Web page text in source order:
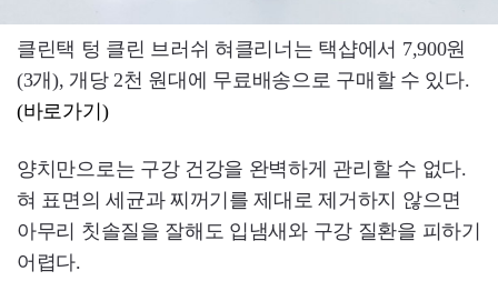
클린택 텅 클린 브러쉬 혀클리너는 택샵에서 7,900원
(3개), 개당 2천 원대에 무료배송으로 구매할 수 있다.
(바로가기)
양치만으로는 구강 건강을 완벽하게 관리할 수 없다.
혀 표면의 세균과 찌꺼기를 제대로 제거하지 않으면
아무리 칫솔질을 잘해도 입냄새와 구강 질환을 피하기
어렵다.